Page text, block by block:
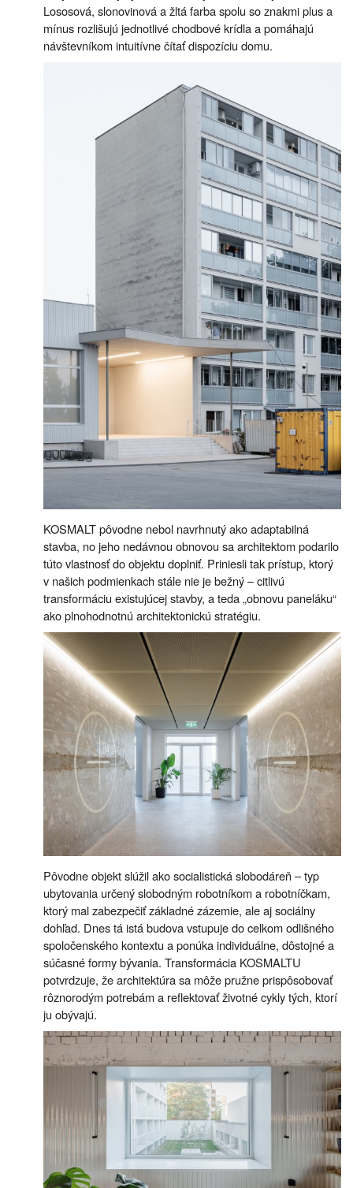
Lososová, slonovinová a žltá farba spolu so znakmi plus a
mínus rozlišujú jednotlivé chodbové krídla a pomáhajú
návštevníkom intuitívne čítať dispozíciu domu.
KOSMALT pôvodne nebol navrhnutý ako adaptabilná
stavba, no jeho nedávnou obnovou sa architektom podarilo
túto vlastnosť do objektu doplniť. Priniesli tak prístup, ktorý
v našich podmienkach stále nie je bežný – citlivú
transformáciu existujúcej stavby, a teda „obnovu paneláku“
ako plnohodnotnú architektonickú stratégiu.
Pôvodne objekt slúžil ako socialistická slobodáreň – typ
ubytovania určený slobodným robotníkom a robotníčkam,
ktorý mal zabezpečiť základné zázemie, ale aj sociálny
dohľad. Dnes tá istá budova vstupuje do celkom odlišného
spoločenského kontextu a ponúka individuálne, dôstojné a
súčasné formy bývania. Transformácia KOSMALTU
potvrdzuje, že architektúra sa môže pružne prispôsobovať
rôznorodým potrebám a reflektovať životné cykly tých, ktorí
ju obývajú.